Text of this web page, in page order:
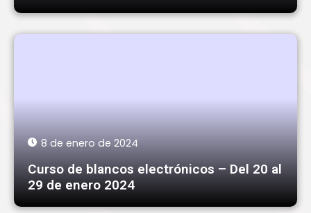
8 de enero de 2024
Curso de blancos electrónicos – Del 20 al
29 de enero 2024